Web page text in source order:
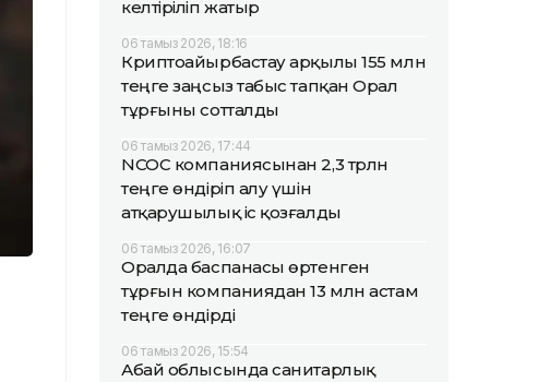
келтіріліп жатыр
06 тамыз 2026, 18:16
Криптоайырбастау арқылы 155 млн
теңге заңсыз табыс тапқан Орал
тұрғыны сотталды
06 тамыз 2026, 17:44
NCOC компаниясынан 2,3 трлн
теңге өндіріп алу үшін
атқарушылық іс қозғалды
06 тамыз 2026, 16:07
Оралда баспанасы өртенген
тұрғын компаниядан 13 млн астам
теңге өндірді
06 тамыз 2026, 15:54
Абай облысында санитарлық